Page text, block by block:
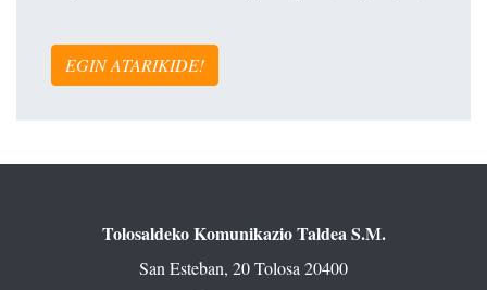
EGIN ATARIKIDE!
Tolosaldeko Komunikazio Taldea S.M.
San Esteban, 20 Tolosa 20400